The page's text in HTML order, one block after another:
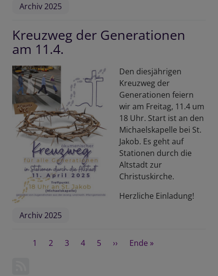
Archiv 2025
Kreuzweg der Generationen
am 11.4.
Den diesjährigen
Kreuzweg der
Generationen feiern
wir am Freitag, 11.4 um
18 Uhr. Start ist an den
Michaelskapelle bei St.
Jakob. Es geht auf
Stationen durch die
Altstadt zur
Christuskirche.
Herzliche Einladung!
Archiv 2025
Seitennummerierung
Aktuelle
1 Seite
2 Seite
3 Seite
4 Seite
5
Nächste
››
Last
Ende »